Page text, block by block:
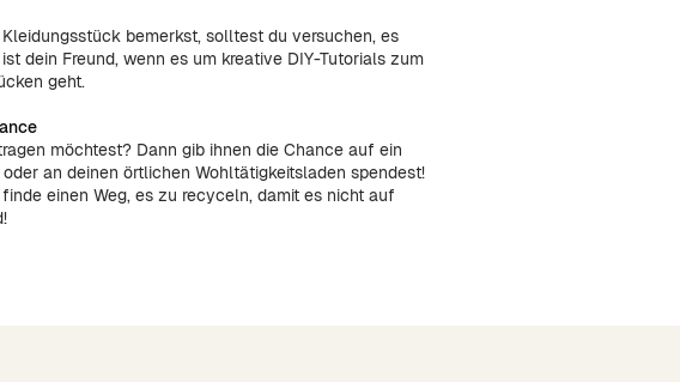
bemerkst, solltest du versuchen, es
dein Freund, wenn es um kreative DIY-Tutorials zum
geht.
möchtest? Dann gib ihnen die Chance auf ein
an deinen örtlichen Wohltätigkeitsladen spendest!
einen Weg, es zu recyceln, damit es nicht auf